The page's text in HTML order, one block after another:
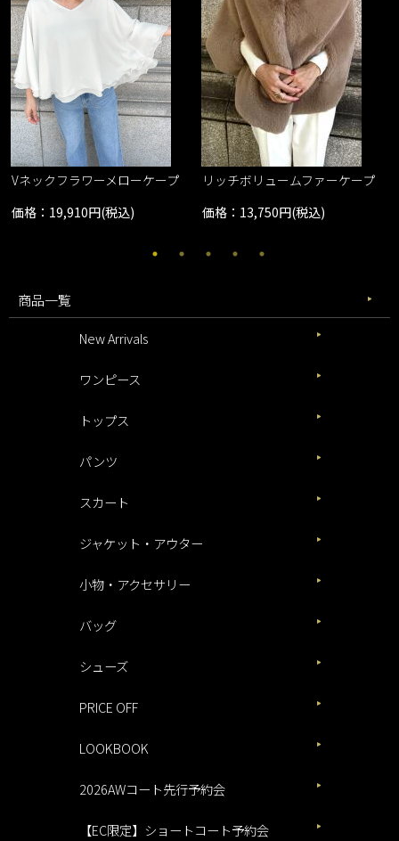
Vネックフラワーメローケープ
価格：19,910円(税込)
リッチボリュームファーケープ
価格：13,750円(税込)
商品一覧
New Arrivals
ワンピース
トップス
パンツ
スカート
ジャケット・アウター
小物・アクセサリー
バッグ
シューズ
PRICE OFF
LOOKBOOK
2026AWコート先行予約会
【EC限定】ショートコート予約会